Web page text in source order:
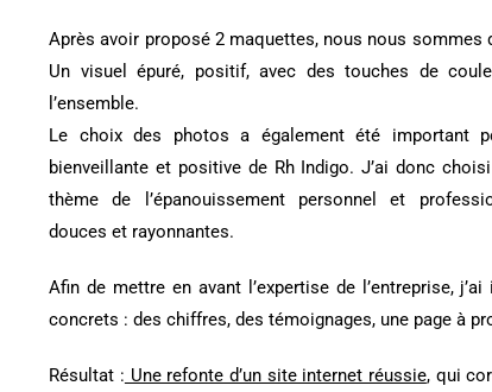
Après avoir proposé 2 maquettes, nous nous sommes
Un visuel épuré, positif, avec des touches de
l’ensemble.
Le choix des photos a également été important
bienveillante et positive de Rh Indigo. J’ai donc
thème de l’épanouissement personnel et
douces et rayonnantes.
Afin de mettre en avant l’expertise de l’entreprise,
concrets : des chiffres, des témoignages, une page à
Résultat : Une refonte d’un site internet réussie, qui